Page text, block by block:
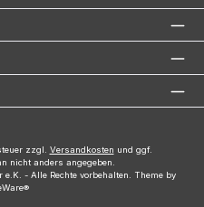
zzgl. Versandkosten und ggf.
nicht anders angegeben.
- Alle Rechte vorbehalten. Theme by